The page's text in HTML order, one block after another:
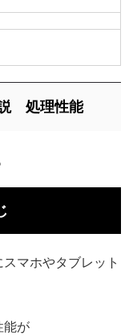
処理性能
マホやタブレット
能が